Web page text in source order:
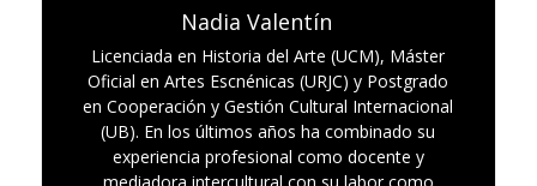
Nadia Valentín
Licenciada en Historia del Arte (UCM), Máster
Oficial en Artes Escnénicas (URJC) y Postgrado
en Cooperación y Gestión Cultural Internacional
(UB). En los últimos años ha combinado su
experiencia profesional como docente y